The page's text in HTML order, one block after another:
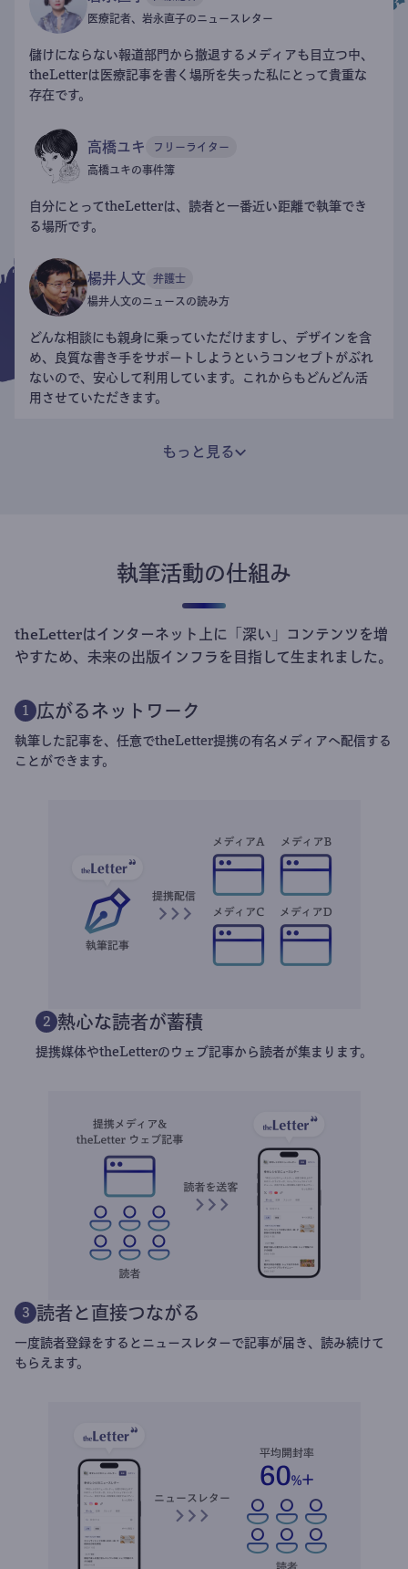
医療記者、岩永直子のニュースレター
儲けにならない報道部門から撤退するメディアも目立つ中、
theLetterは医療記事を書く場所を失った私にとって貴重な
存在です。
高橋ユキ フリーライター
高橋ユキの事件簿
自分にとってtheLetterは、読者と一番近い距離で執筆でき
る場所です。
楊井人文 弁護士
楊井人文のニュースの読み方
どんな相談にも親身に乗っていただけますし、デザインを含
め、良質な書き手をサポートしようというコンセプトがぶれ
ないので、安心して利用しています。これからもどんどん活
用させていただきます。
もっと見る
執筆活動の仕組み
theLetterはインターネット上に「深い」コンテンツを増
やすため、未来の出版インフラを目指して生まれました。
1 広がるネットワーク
執筆した記事を、任意でtheLetter提携の有名メディアへ配信する
ことができます。
2 熱心な読者が蓄積
提携媒体やtheLetterのウェブ記事から読者が集まります。
3 読者と直接つながる
一度読者登録をするとニュースレターで記事が届き、読み続けて
もらえます。